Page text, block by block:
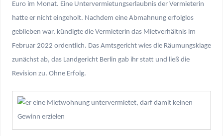
Euro im Monat. Eine Untervermietungserlaubnis der Vermieterin
hatte er nicht eingeholt. Nachdem eine Abmahnung erfolglos
geblieben war, kündigte die Vermieterin das Mietverhältnis im
Februar 2022 ordentlich. Das Amtsgericht wies die Räumungsklage
zunächst ab, das Landgericht Berlin gab ihr statt und ließ die
Revision zu. Ohne Erfolg.